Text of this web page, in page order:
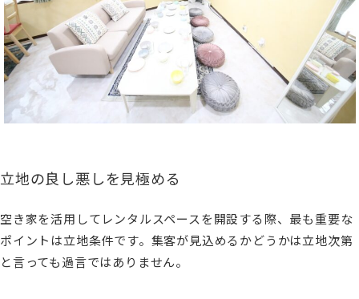
立地の良し悪しを見極める
空き家を活用してレンタルスペースを開設する際、最も重要な
ポイントは立地条件です。集客が見込めるかどうかは立地次第
と言っても過言ではありません。